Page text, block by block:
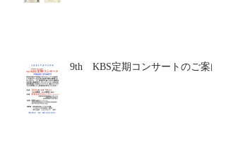
9th KBS定期コンサートのご案内